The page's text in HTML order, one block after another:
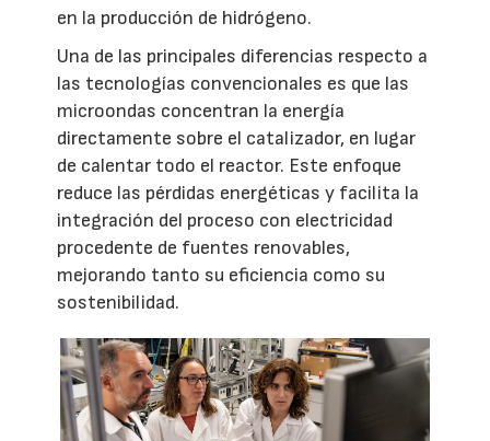
en la producción de hidrógeno.
Una de las principales diferencias respecto a
las tecnologías convencionales es que las
microondas concentran la energía
directamente sobre el catalizador, en lugar
de calentar todo el reactor. Este enfoque
reduce las pérdidas energéticas y facilita la
integración del proceso con electricidad
procedente de fuentes renovables,
mejorando tanto su eficiencia como su
sostenibilidad.